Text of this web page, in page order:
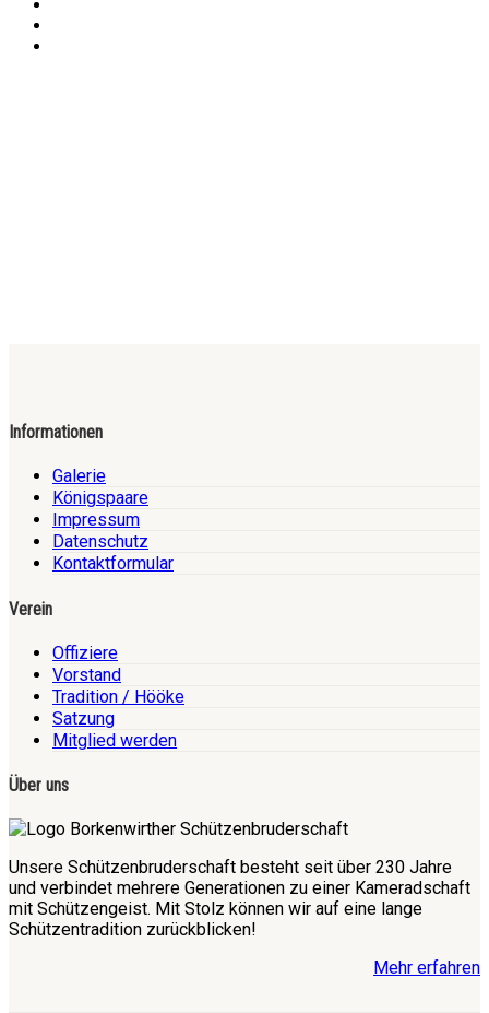
Informationen
Galerie
Königspaare
Impressum
Datenschutz
Kontaktformular
Verein
Offiziere
Vorstand
Tradition / Hööke
Satzung
Mitglied werden
Über uns
Unsere Schützenbruderschaft besteht seit über 230 Jahre
und verbindet mehrere Generationen zu einer Kameradschaft
mit Schützengeist. Mit Stolz können wir auf eine lange
Schützentradition zurückblicken!
Mehr erfahren